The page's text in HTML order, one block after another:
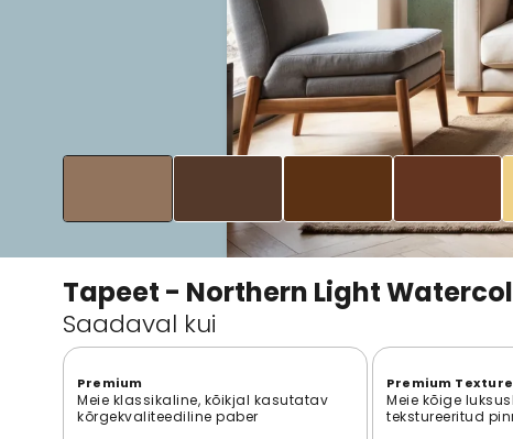
Tapeet - Northern Light
Saadaval kui
Premium
Meie klassikaline, kõikjal kasutatav
kõrgekvaliteediline paber
Premium
Meie kõige
tekstureeritud